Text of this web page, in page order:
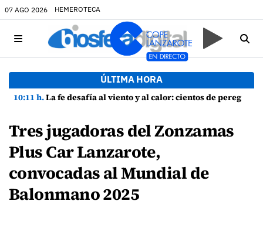
07 AGO 2026 HEMEROTECA
ÚLTIMA HORA
10:11 h.La fe desafía al viento y al calor: cientos de peregrinos arropan a la Virgen de las Nieves
Tres jugadoras del Zonzamas
Plus Car Lanzarote,
convocadas al Mundial de
Balonmano 2025